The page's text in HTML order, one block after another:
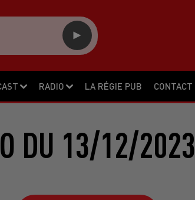
RADIO LA RÉGIE PUB CONTACT
DU 13/12/2023